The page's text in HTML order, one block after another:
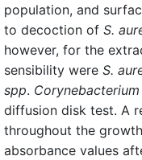
population, and
to decoction of S.
however, for the
sensibility were S.
spp.
diffusion disk test. A
throughout the
absorbance values